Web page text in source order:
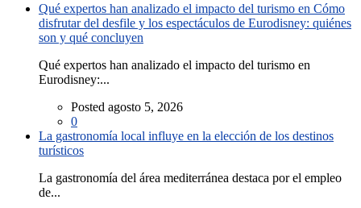
Qué expertos han analizado el impacto del turismo en Cómo
disfrutar del desfile y los espectáculos de Eurodisney: quiénes
son y qué concluyen
Qué expertos han analizado el impacto del turismo en
Eurodisney:...
Posted agosto 5, 2026
0
La gastronomía local influye en la elección de los destinos
turísticos
La gastronomía del área mediterránea destaca por el empleo
de...